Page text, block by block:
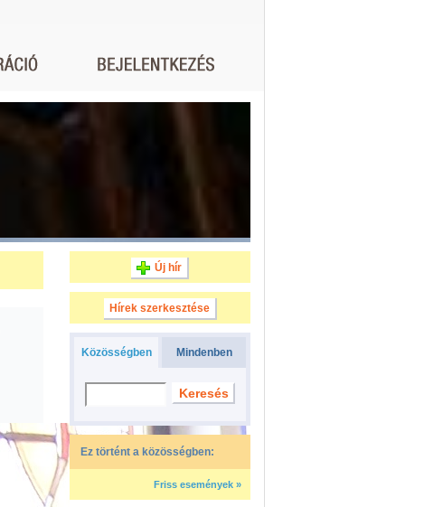
Új hír
Hírek szerkesztése
Közösségben Mindenben
Ez történt a közösségben:
Friss események »